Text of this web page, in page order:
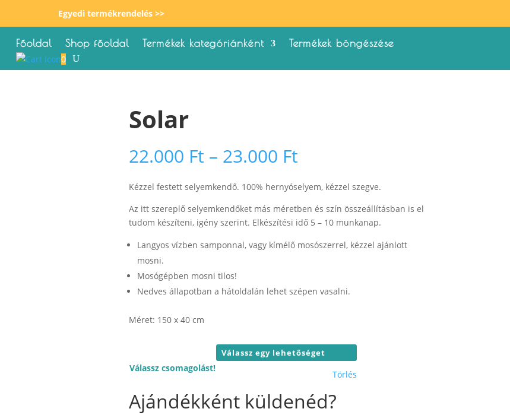
Egyedi termékrendelés >>
Főoldal Shop főoldal Termékek kategóriánként Termékek böngészése
0
Solar
22.000 Ft – 23.000 FtÁrtartomány:
22.000 Ft
-
23.000 Ft
Kézzel festett selyemkendő. 100% hernyóselyem, kézzel szegve.
Az itt szereplő selyemkendőket más méretben és szín összeállításban is el
tudom készíteni, igény szerint. Elkészítési idő 5 – 10 munkanap.
Langyos vízben samponnal, vagy kímélő mosószerrel, kézzel ajánlott
mosni.
Mosógépben mosni tilos!
Nedves állapotban a hátoldalán lehet szépen vasalni.
Méret: 150 x 40 cm
Válassz csomagolást!
Törlés
Ajándékként küldenéd?